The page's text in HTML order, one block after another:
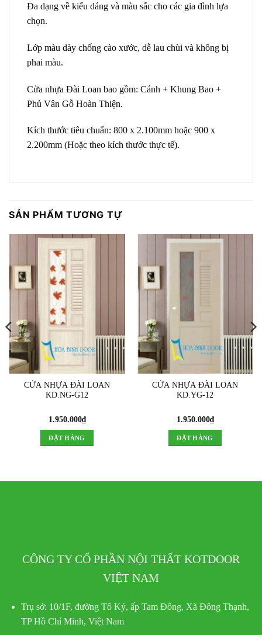
Đa dạng về kiểu dáng và màu sắc cho các gia đình lựa
chọn.
Lớp màu dày chống cào xước, dễ lau chùi và không bị
phai màu.
Cửa nhựa Đài Loan bao gồm: Cánh + Khung Bao +
Phủ Vân Gỗ Hoàn Thiện.
Kích thước tiêu chuẩn: 800 x 2.100mm hoặc 900 x
2.200mm (Hoặc theo kích thước thực tế).
SẢN PHẨM TƯƠNG TỰ
CỬA NHỰA ĐÀI LOAN
KD.NG-G12
1.950.000₫
ĐẶT HÀNG
CỬA NHỰA ĐÀI LOAN
KD.YG-12
1.950.000₫
ĐẶT HÀNG
CÔNG TY CỔ PHẦN NỘI THẤT KOTDOOR
VIỆT NAM
Trụ sở: 10/1F, đường Tô Ký, ấp Tam Đông, Xã Đông Thạnh,
TP Hồ Chí Minh, Việt Nam